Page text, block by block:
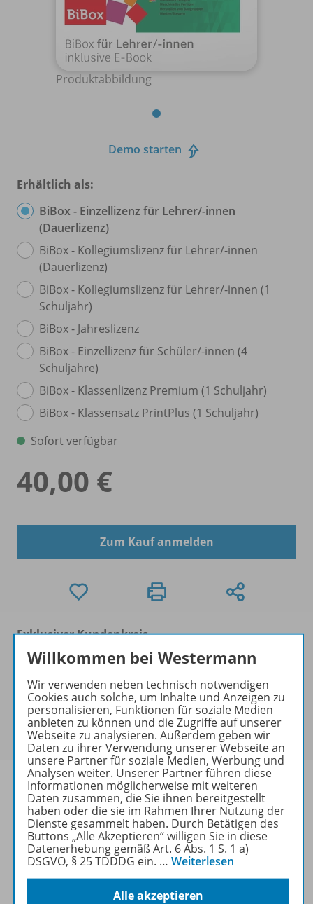
Produktabbildung
Demo starten
Erhältlich als:
BiBox - Einzellizenz für Lehrer/-innen
(Dauerlizenz)
BiBox - Kollegiumslizenz für Lehrer/-innen
(Dauerlizenz)
BiBox - Kollegiumslizenz für Lehrer/-innen (1
Schuljahr)
BiBox - Jahreslizenz
BiBox - Einzellizenz für Schüler/-innen (4
Schuljahre)
BiBox - Klassenlizenz Premium (1 Schuljahr)
BiBox - Klassensatz PrintPlus (1 Schuljahr)
Sofort verfügbar
40,00 €
Zum Kauf anmelden
Exklusiver Kundenkreis
Dieses Produkt darf nur von
Ausbildern/Ausbilderinnen, Dozenten/Dozentinnen,
Erziehern/Erzieherinnen, Lehrkräften,
Referendaren/Referendarinnen,
Studenten/Studentinnen und Universitätslehrenden
erworben werden.
Produktinformationen
Beschreibung
Willkommen bei Westermann
Wir verwenden neben technisch notwendigen
Cookies auch solche, um Inhalte und Anzeigen zu
personalisieren, Funktionen für soziale Medien
anbieten zu können und die Zugriffe auf unserer
Webseite zu analysieren. Außerdem geben wir
Daten zu ihrer Verwendung unserer Webseite an
unsere Partner für soziale Medien, Werbung und
Analysen weiter. Unserer Partner führen diese
Informationen möglicherweise mit weiteren
Daten zusammen, die Sie ihnen bereitgestellt
haben oder die sie im Rahmen Ihrer Nutzung der
Dienste gesammelt haben. Durch Betätigen des
Buttons „Alle Akzeptieren“ willigen Sie in diese
Datenerhebung gemäß Art. 6 Abs. 1 S. 1 a)
DSGVO, § 25 TDDDG ein. … Weiterlesen
Alle akzeptieren